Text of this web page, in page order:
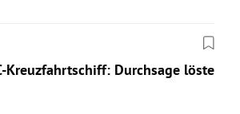
Kreuzfahrtschiff: Durchsage löste